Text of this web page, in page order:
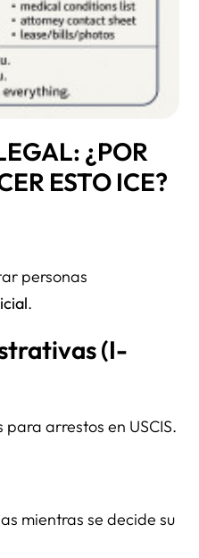
¿POR
ESTO ICE?
personas
.
(I-
arrestos en USCIS.
mientras se decide su